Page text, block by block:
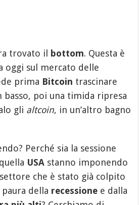
trovato il bottom. Questa è
oggi sul mercato delle
prima Bitcoin trascinare
poi una timida ripresa
gli altcoin, in un’altro bagno
Perché sia la sessione
USA stanno imponendo
che è stato già colpito
della recessione e dalla